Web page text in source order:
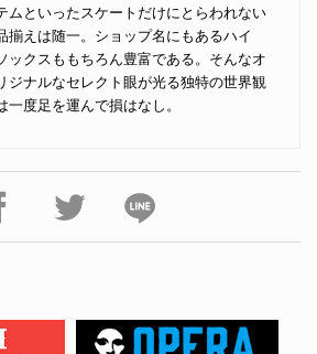
ムといったスケートだけにとらわれない
揃えは随一。ショップ名にもあるハイ
ックスももちろん豊富である。そんなオ
ジナルなセレクト眼が光る独特の世界観
一度足を運んで損はなし。